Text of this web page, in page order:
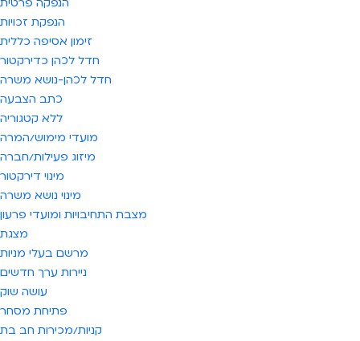
הנפקה פרטית
הנפקת זכויות
זימון אסיפה כללית
חדל לכהן כדירקטור
חדל לכהן-נושא משרה
כתב הצבעה
ללא קטגוריה
מועדי מימוש/המרה
מיזוג פעילות/חברה
מינוי דירקטור
מינוי נושא משרה
מצבת התחיבויות ומועדי פרעון
מצגת
מרשם בעלי מניות
ניירות ערך חדשים
עושה שוק
פתיחת מסחר
קניות/מכירות חב בת